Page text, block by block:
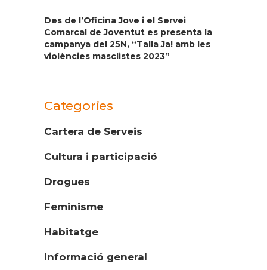
Des de l’Oficina Jove i el Servei
Comarcal de Joventut es presenta la
campanya del 25N, “Talla Ja! amb les
violències masclistes 2023”
Categories
Cartera de Serveis
Cultura i participació
Drogues
Feminisme
Habitatge
Informació general